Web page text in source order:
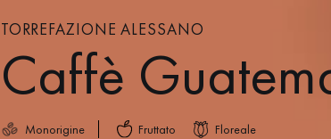
TORREFAZIONE ALESSANO
Caffè
Monorigine Fruttato Floreale